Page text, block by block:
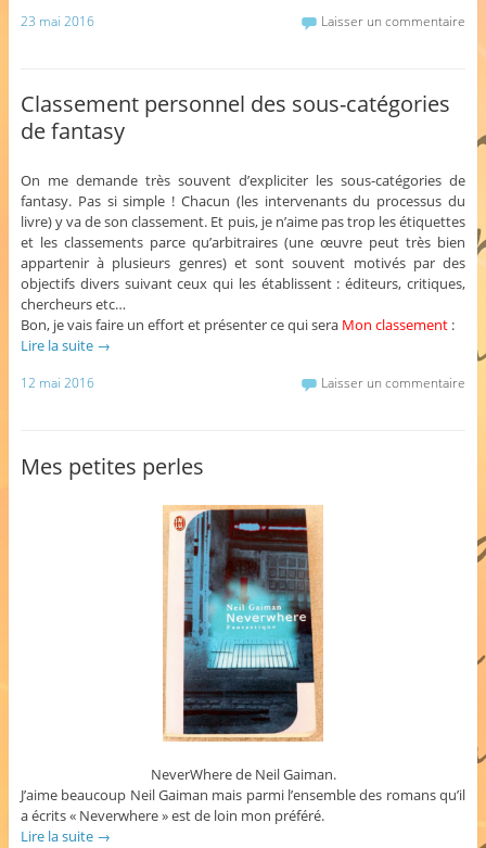
23 mai 2016 Laisser un commentaire
Classement personnel des sous-catégories
de fantasy
On me demande très souvent d’expliciter les sous-catégories de
fantasy. Pas si simple ! Chacun (les intervenants du processus du
livre) y va de son classement. Et puis, je n’aime pas trop les étiquettes
et les classements parce qu’arbitraires (une œuvre peut très bien
appartenir à plusieurs genres) et sont souvent motivés par des
objectifs divers suivant ceux qui les établissent : éditeurs, critiques,
chercheurs etc…
Bon, je vais faire un effort et présenter ce qui sera Mon classement:
Lire la suite →
12 mai 2016 Laisser un commentaire
Mes petites perles
NeverWhere de Neil Gaiman.
J’aime beaucoup Neil Gaiman mais parmi l’ensemble des romans qu’il
a écrits « Neverwhere » est de loin mon préféré.
Lire la suite →